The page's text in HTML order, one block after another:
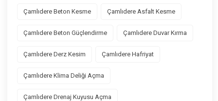
Çamlıdere Beton Kesme Çamlıdere Asfalt Kesme
Çamlıdere Beton Güçlendirme Çamlıdere Duvar Kırma
Çamlıdere Derz Kesim Çamlıdere Hafriyat
Çamlıdere Klima Deliği Açma
Çamlıdere Drenaj Kuyusu Açma